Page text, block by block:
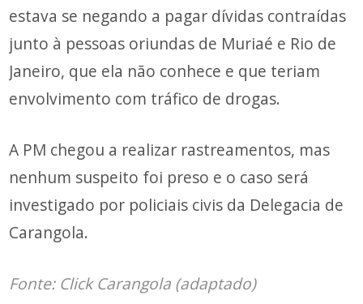
estava se negando a pagar dívidas contraídas
junto à pessoas oriundas de Muriaé e Rio de
Janeiro, que ela não conhece e que teriam
envolvimento com tráfico de drogas.
A PM chegou a realizar rastreamentos, mas
nenhum suspeito foi preso e o caso será
investigado por policiais civis da Delegacia de
Carangola.
Fonte: Click Carangola (adaptado)